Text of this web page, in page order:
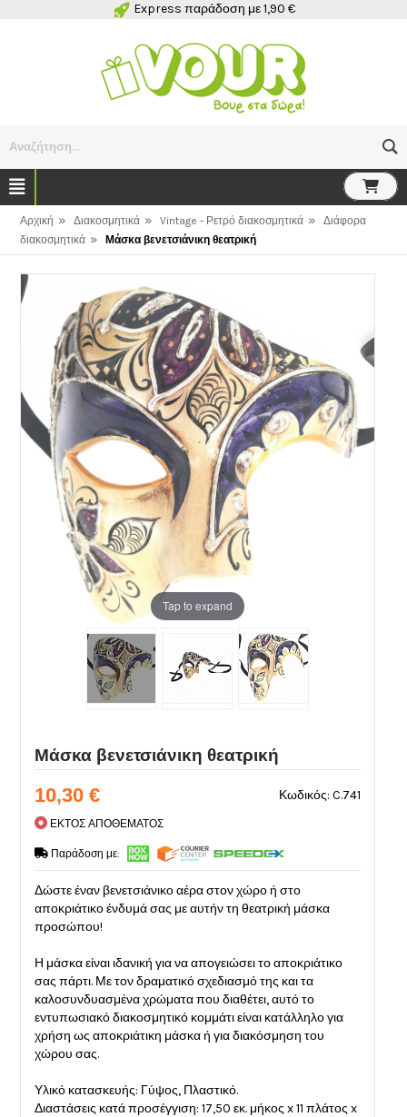
Express παράδοση με 1,90 €
Αναζήτηση...
Αρχική » Διακοσμητικά » Vintage - Ρετρό διακοσμητικά »
Διάφορα
διακοσμητικά » Μάσκα βενετσιάνικη θεατρική
Tap to expand
Μάσκα βενετσιάνικη θεατρική
Κωδικός: C.741
10,30 €
ΕΚΤΟΣ ΑΠΟΘΕΜΑΤΟΣ
Παράδοση με:
Δώστε έναν βενετσιάνικο αέρα στον χώρο ή στο
αποκριάτικο ένδυμά σας με αυτήν τη θεατρική μάσκα
προσώπου!
Η μάσκα είναι ιδανική για να απογειώσει το αποκριάτικο
σας πάρτι. Με τον δραματικό σχεδιασμό της και τα
καλοσυνδυασμένα χρώματα που διαθέτει, αυτό το
εντυπωσιακό διακοσμητικό κομμάτι είναι κατάλληλο για
χρήση ως αποκριάτικη μάσκα ή για διακόσμηση του
χώρου σας.
Υλικό κατασκευής: Γύψος, Πλαστικό.
Διαστάσεις κατά προσέγγιση: 17,50 εκ. μήκος x 11 πλάτος x